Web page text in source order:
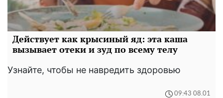
Действует как крысиный яд: эта каша
вызывает отеки и зуд по всему телу
Узнайте, чтобы не навредить здоровью
09:43 08.01